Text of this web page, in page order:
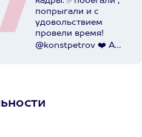
попрыгали и с
удовольствием
провели время!
@konstpetrov ❤️ А